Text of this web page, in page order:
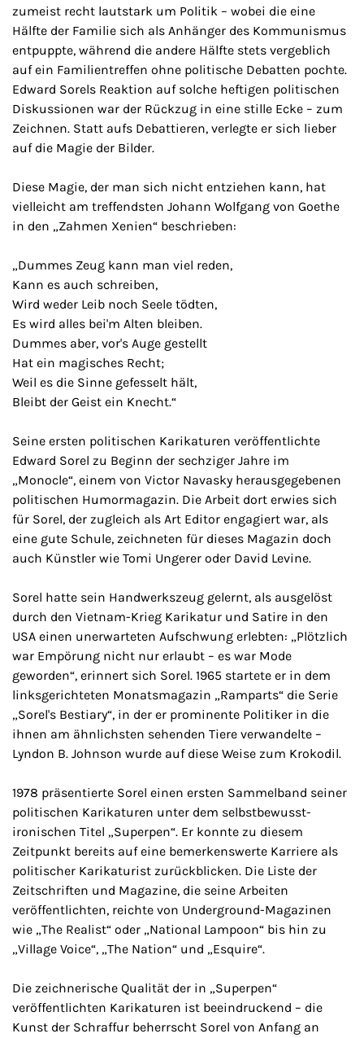
zumeist recht lautstark um Politik – wobei die eine
Hälfte der Familie sich als Anhänger des Kommunismus
entpuppte, während die andere Hälfte stets vergeblich
auf ein Familientreffen ohne politische Debatten pochte.
Edward Sorels Reaktion auf solche heftigen politischen
Diskussionen war der Rückzug in eine stille Ecke – zum
Zeichnen. Statt aufs Debattieren, verlegte er sich lieber
auf die Magie der Bilder.
Diese Magie, der man sich nicht entziehen kann, hat
vielleicht am treffendsten Johann Wolfgang von Goethe
in den „Zahmen Xenien“ beschrieben:
„Dummes Zeug kann man viel reden,
Kann es auch schreiben,
Wird weder Leib noch Seele tödten,
Es wird alles bei'm Alten bleiben.
Dummes aber, vor's Auge gestellt
Hat ein magisches Recht;
Weil es die Sinne gefesselt hält,
Bleibt der Geist ein Knecht.“
Seine ersten politischen Karikaturen veröffentlichte
Edward Sorel zu Beginn der sechziger Jahre im
„Monocle“, einem von Victor Navasky herausgegebenen
politischen Humormagazin. Die Arbeit dort erwies sich
für Sorel, der zugleich als Art Editor engagiert war, als
eine gute Schule, zeichneten für dieses Magazin doch
auch Künstler wie Tomi Ungerer oder David Levine.
Sorel hatte sein Handwerkszeug gelernt, als ausgelöst
durch den Vietnam-Krieg Karikatur und Satire in den
USA einen unerwarteten Aufschwung erlebten: „Plötzlich
war Empörung nicht nur erlaubt – es war Mode
geworden“, erinnert sich Sorel. 1965 startete er in dem
linksgerichteten Monatsmagazin „Ramparts“ die Serie
„Sorel's Bestiary“, in der er prominente Politiker in die
ihnen am ähnlichsten sehenden Tiere verwandelte –
Lyndon B. Johnson wurde auf diese Weise zum Krokodil.
1978 präsentierte Sorel einen ersten Sammelband seiner
politischen Karikaturen unter dem selbstbewusst-
ironischen Titel „Superpen“. Er konnte zu diesem
Zeitpunkt bereits auf eine bemerkenswerte Karriere als
politischer Karikaturist zurückblicken. Die Liste der
Zeitschriften und Magazine, die seine Arbeiten
veröffentlichten, reichte von Underground-Magazinen
wie „The Realist“ oder „National Lampoon“ bis hin zu
„Village Voice“, „The Nation“ und „Esquire“.
Die zeichnerische Qualität der in „Superpen“
veröffentlichten Karikaturen ist beeindruckend – die
Kunst der Schraffur beherrscht Sorel von Anfang an